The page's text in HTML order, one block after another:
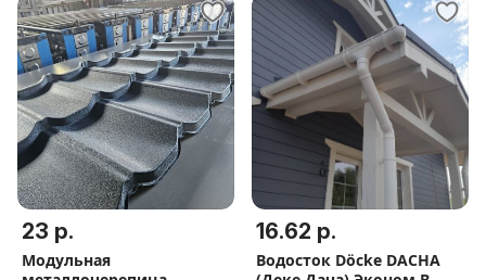
23 р.
Модульная
16.62 р.
Водосток Döcke DACHA